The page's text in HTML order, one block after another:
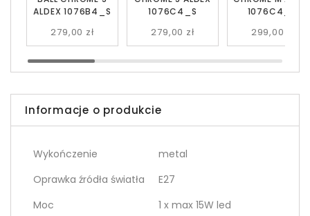
ALDEX 1076B4_S
279,00 zł
1076C4_M
299,00 zł
1076C4_S
279,00 zł
Informacje o produkcie
Wykończenie
metal
Oprawka źródła światła
E27
Moc
1 x max 15W led